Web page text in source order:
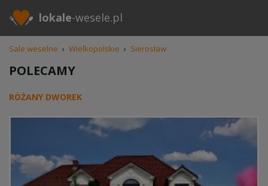
lokale-wesele.pl
Sale weselne › Wielkopolskie › Sierosław
POLECAMY
RÓŻANY DWOREK